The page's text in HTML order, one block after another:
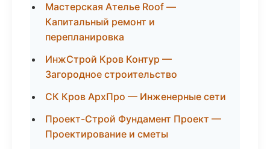
Мастерская Ателье Roof —
Капитальный ремонт и
перепланировка
ИнжСтрой Кров Контур —
Загородное строительство
СК Кров АрхПро — Инженерные сети
Проект-Строй Фундамент Проект —
Проектирование и сметы